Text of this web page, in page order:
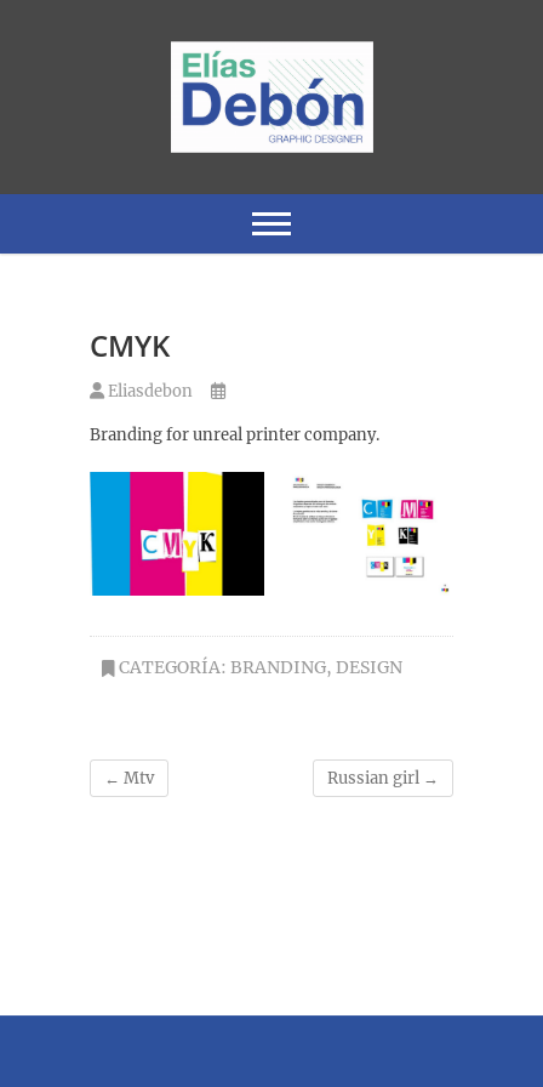
Elias Debon
CMYK
Eliasdebon
Branding for unreal printer company.
CATEGORÍA: BRANDING, DESIGN
← Mtv Russian girl →